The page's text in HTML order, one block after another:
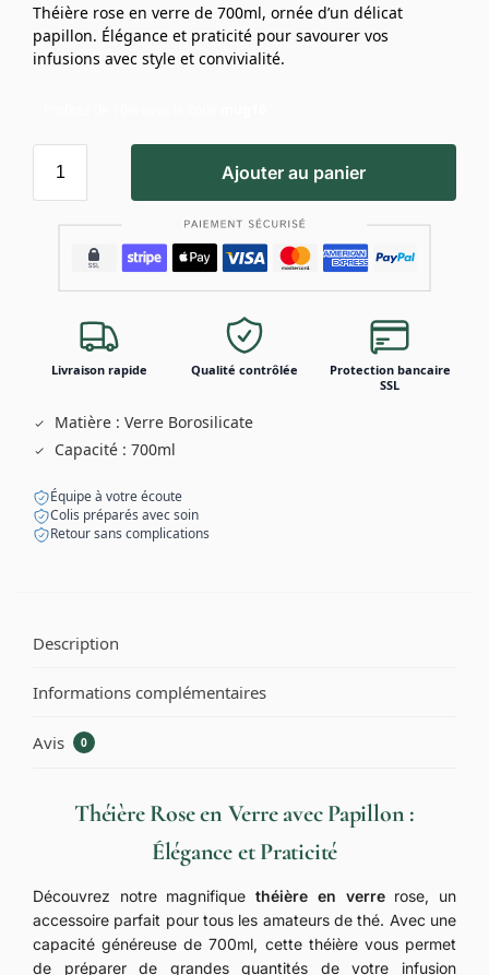
Théière rose en verre de 700ml, ornée d’un délicat
papillon. Élégance et praticité pour savourer vos
infusions avec style et convivialité.
Ajouter au panier
Livraison rapide Qualité contrôlée
Protection bancaire
SSL
Matière : Verre Borosilicate
Capacité : 700ml
Équipe à votre écoute
Colis préparés avec soin
Retour sans complications
Description
Informations complémentaires
Avis 0
Théière Rose en Verre avec Papillon :
Élégance et Praticité
Découvrez notre magnifiquethéière en verrerose, un
accessoire parfait pour tous les amateurs de thé. Avec une
capacité généreuse de 700ml, cette théière vous permet
de préparer de grandes quantités de votre infusion